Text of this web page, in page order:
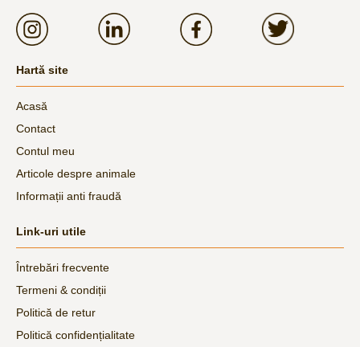
Hartă site
Acasă
Contact
Contul meu
Articole despre animale
Informații anti fraudă
Link-uri utile
Întrebări frecvente
Termeni & condiții
Politică de retur
Politică confidențialitate